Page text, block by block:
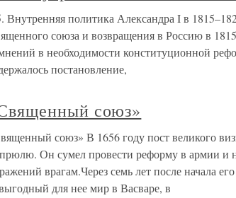
Внутренняя политика Александра I в
союза и возвращения в Россию в
в необходимости конституционной
постановление,
союз»
союз» В 1656 году пост великого
Он сумел провести реформу в армии и
врагам.Через семь лет после начала
для нее мир в Васваре, в